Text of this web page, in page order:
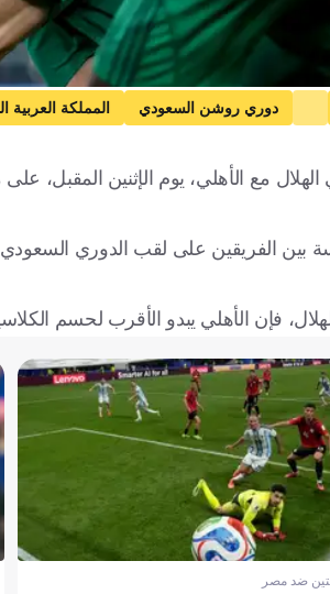
دوري روشن السعودي المملكة العربية
مع الأهلي، يوم الإثنين المقبل،
فإن الأهلي يبدو الأقرب لحسم
ضد مصر